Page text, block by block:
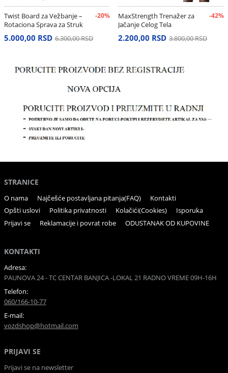
Twist Board za Vežbanje –
Rotaciona Sprava za Struk
i Stomak
-20%
5.000,00 RSD 6.300,00 RSD
MaxStrength Trenažer za
Jačanje Celog Tela
-42%
2.200,00 RSD 3.800,00 RSD
STRANICE
O nama Najčešće postavljana pitanja(FAQ)
Kontakti
Opšti uslovi
Politika privatnosti Kolačići(Cookies)
Isporuka
Prijavi se
Reklamacije i povrat robe ODUSTANAK OD KUPOVINE
KONTAKTI
Adresa:
PAUNOVA 24 - TC CENTAR BANJICA -LOKAL 21 RADNO VREME 09H-16H
Telefon:
060/166-10-77
E-mail:
vozdshop@hotmail.com
PRIJAVI SE
Prijavi se na newsletter